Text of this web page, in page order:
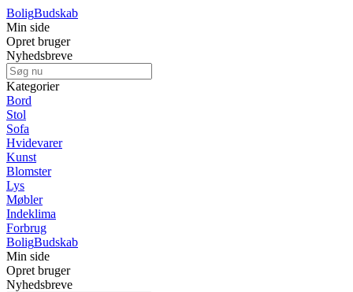
BoligBudskab
Min side
Opret bruger
Nyhedsbreve
Kategorier
Bord
Stol
Sofa
Hvidevarer
Kunst
Blomster
Lys
Møbler
Indeklima
Forbrug
BoligBudskab
Min side
Opret bruger
Nyhedsbreve